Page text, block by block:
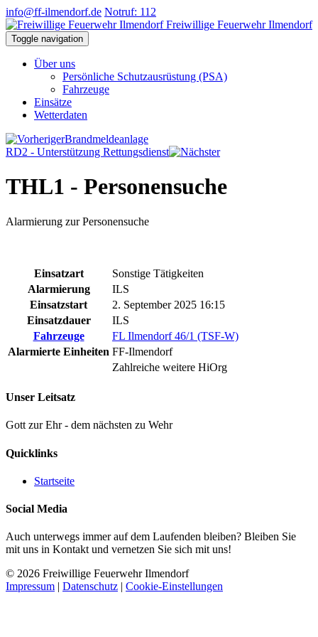
info@ff-ilmendorf.de Notruf: 112
Freiwillige Feuerwehr Ilmendorf
Toggle navigation
Über uns
Persönliche Schutzausrüstung (PSA)
Fahrzeuge
Einsätze
Wetterdaten
Brandmeldeanlage
RD2 - Unterstützung Rettungsdienst
THL1 - Personensuche
Alarmierung zur Personensuche
Einsatzart
Sonstige Tätigkeiten
Alarmierung
ILS
Einsatzstart
2. September 2025 16:15
Einsatzdauer
ILS
Fahrzeuge
FL Ilmendorf 46/1 (TSF-W)
Alarmierte Einheiten FF-Ilmendorf
Zahlreiche weitere HiOrg
Unser Leitsatz
Gott zur Ehr - dem nächsten zu Wehr
Quicklinks
Startseite
Social Media
Auch unterwegs immer auf dem Laufenden bleiben? Bleiben Sie
mit uns in Kontakt und vernetzen Sie sich mit uns!
© 2026 Freiwillige Feuerwehr Ilmendorf
Impressum
Datenschutz Cookie-Einstellungen